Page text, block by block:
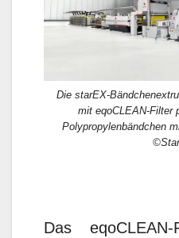
Die starEX-
mit eqoCLEAN-Filter
Polypropylenbändchen
Das